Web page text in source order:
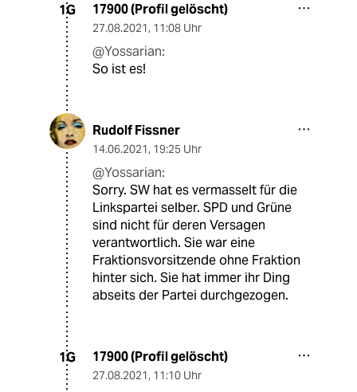
1G 17900 (Profil gelöscht)
27.08.2021, 11:08 Uhr
@Yossarian:
So ist es!
Rudolf Fissner
14.06.2021, 19:25 Uhr
@Yossarian:
Sorry. SW hat es vermasselt für die
Linkspartei selber. SPD und Grüne
sind nicht für deren Versagen
verantwortlich. Sie war eine
Fraktionsvorsitzende ohne Fraktion
hinter sich. Sie hat immer ihr Ding
abseits der Partei durchgezogen.
1G 17900 (Profil gelöscht)
27.08.2021, 11:10 Uhr